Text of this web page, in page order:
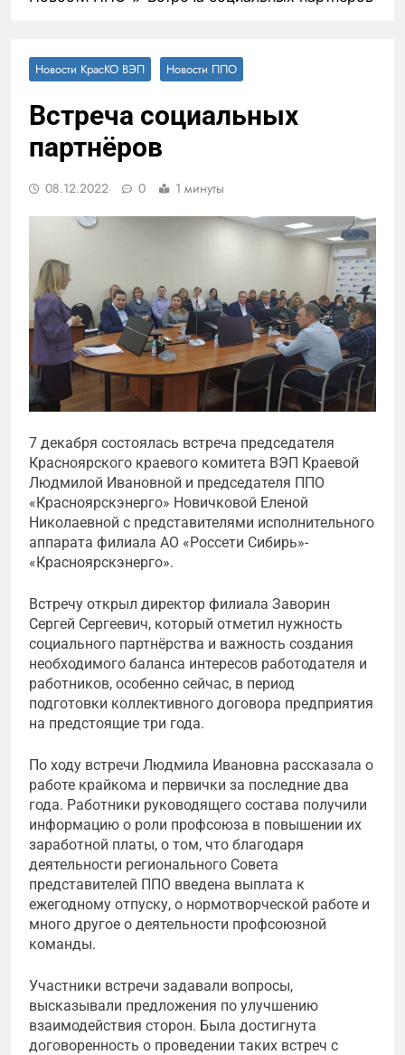
Новости КрасКО ВЭП Новости ППО
Встреча социальных
партнёров
08.12.2022 0 1 минуты
7 декабря состоялась встреча председателя
Красноярского краевого комитета ВЭП Краевой
Людмилой Ивановной и председателя ППО
«Красноярскэнерго» Новичковой Еленой
Николаевной с представителями исполнительного
аппарата филиала АО «Россети Сибирь»-
«Красноярскэнерго».
Встречу открыл директор филиала Заворин
Сергей Сергеевич, который отметил нужность
социального партнёрства и важность создания
необходимого баланса интересов работодателя и
работников, особенно сейчас, в период
подготовки коллективного договора предприятия
на предстоящие три года.
По ходу встречи Людмила Ивановна рассказала о
работе крайкома и первички за последние два
года. Работники руководящего состава получили
информацию о роли профсоюза в повышении их
заработной платы, о том, что благодаря
деятельности регионального Совета
представителей ППО введена выплата к
ежегодному отпуску, о нормотворческой работе и
много другое о деятельности профсоюзной
команды.
Участники встречи задавали вопросы,
высказывали предложения по улучшению
взаимодействия сторон. Была достигнута
договоренность о проведении таких встреч с